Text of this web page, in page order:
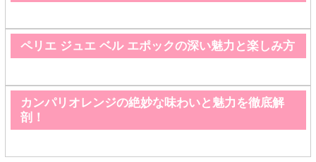
ペリエ ジュエ ベル エポックの深い魅力と楽しみ方
カンパリオレンジの絶妙な味わいと魅力を徹底解
剖！